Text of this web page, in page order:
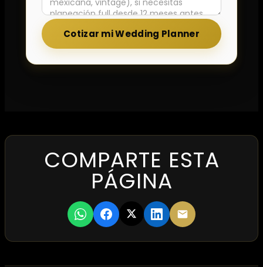
Cotizar mi Wedding Planner
COMPARTE ESTA
PÁGINA